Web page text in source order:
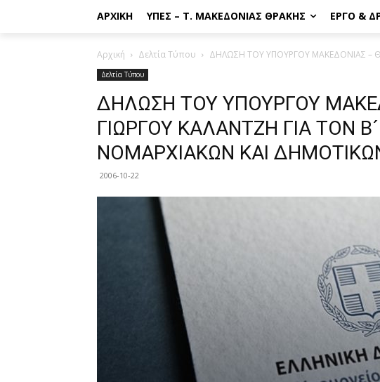
ΑΡΧΙΚΉ ΥΠΕΣ – Τ. ΜΑΚΕΔΟΝΊΑΣ ΘΡΆΚΗΣ ΈΡΓΟ &
Αρχική Δελτία Τύπου ΔΗΛΩΣΗ ΤΟΥ ΥΠΟΥΡΓΟΥ ΜΑΚΕΔΟΝΙΑΣ –
Δελτία Τύπου
ΔΗΛΩΣΗ ΤΟΥ ΥΠΟΥΡΓΟΥ
ΓΙΩΡΓΟΥ ΚΑΛΑΝΤΖΗ ΓΙΑ ΤΟΝ
ΝΟΜΑΡΧΙΑΚΩΝ ΚΑΙ
2006-10-22